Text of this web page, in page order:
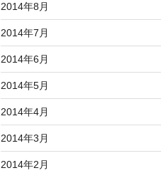
2014年8月
2014年7月
2014年6月
2014年5月
2014年4月
2014年3月
2014年2月